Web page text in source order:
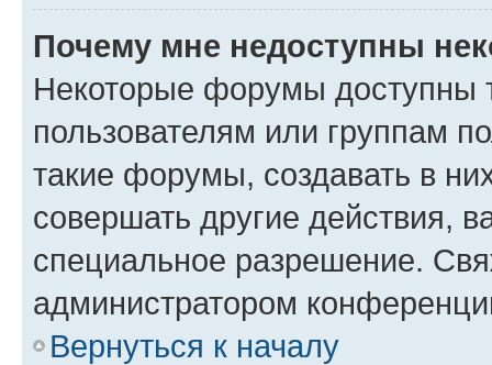
Почему мне недоступны
Некоторые форумы доступны
пользователям или группам
такие форумы, создавать в
совершать другие действия,
специальное разрешение.
администратором
Вернуться к началу